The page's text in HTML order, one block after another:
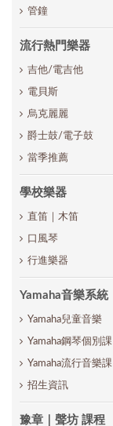
管鐘
流行熱門樂器
吉他/電吉他
電貝斯
烏克麗麗
爵士鼓/電子鼓
當季推薦
學校樂器
直笛｜木笛
口風琴
行進樂器
Yamaha音樂系統
Yamaha兒童音樂
Yamaha鋼琴個別課
Yamaha流行音樂課
招生資訊
豫章｜聲坊 課程